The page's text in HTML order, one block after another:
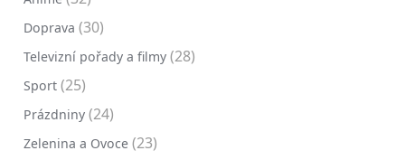
Doprava (30)
Televizní pořady a filmy (28)
Sport (25)
Prázdniny (24)
Zelenina a Ovoce (23)